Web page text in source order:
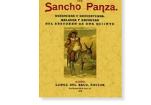
15%
$ 22.32